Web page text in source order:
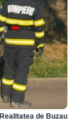
Realitatea de Buzau